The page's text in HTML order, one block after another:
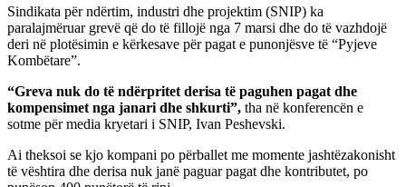
Sindikata për ndërtim, industri dhe projektim (SNIP) ka
paralajmëruar grevë që do të fillojë nga 7 marsi dhe do të vazhdojë
deri në plotësimin e kërkesave për pagat e punonjësve të “Pyjeve
Kombëtare”.
“Greva nuk do të ndërpritet derisa të paguhen pagat dhe
kompensimet nga janari dhe shkurti”, tha në konferencën e
sotme për media kryetari i SNIP, Ivan Peshevski.
Ai theksoi se kjo kompani po përballet me momente jashtëzakonisht
të vështira dhe derisa nuk janë paguar pagat dhe kontributet, po